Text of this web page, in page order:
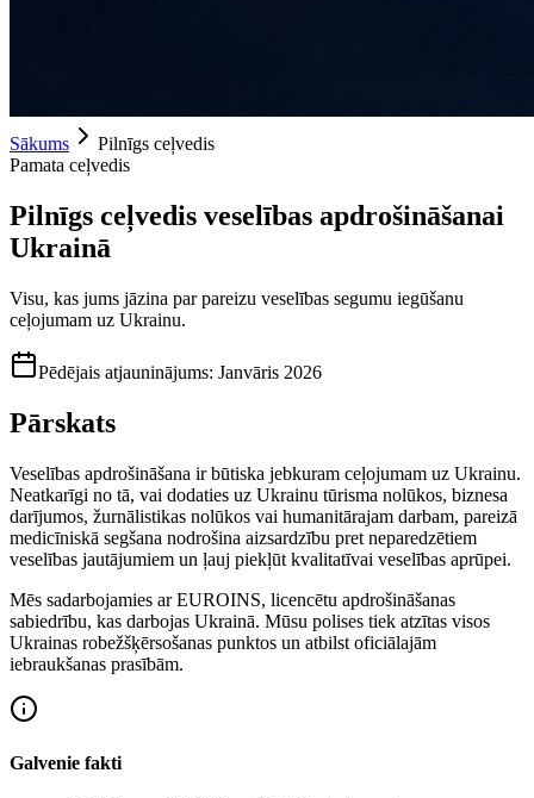
Sākums
Pilnīgs ceļvedis
Pamata ceļvedis
Pilnīgs ceļvedis veselības apdrošināšanai
Ukrainā
Visu, kas jums jāzina par pareizu veselības segumu iegūšanu
ceļojumam uz Ukrainu.
Pēdējais atjauninājums: Janvāris 2026
Pārskats
Veselības apdrošināšana ir būtiska jebkuram ceļojumam uz Ukrainu.
Neatkarīgi no tā, vai dodaties uz Ukrainu tūrisma nolūkos, biznesa
darījumos, žurnālistikas nolūkos vai humanitārajam darbam, pareizā
medicīniskā segšana nodrošina aizsardzību pret neparedzētiem
veselības jautājumiem un ļauj piekļūt kvalitatīvai veselības aprūpei.
Mēs sadarbojamies ar EUROINS, licencētu apdrošināšanas
sabiedrību, kas darbojas Ukrainā. Mūsu polises tiek atzītas visos
Ukrainas robežšķērsošanas punktos un atbilst oficiālajām
iebraukšanas prasībām.
Galvenie fakti